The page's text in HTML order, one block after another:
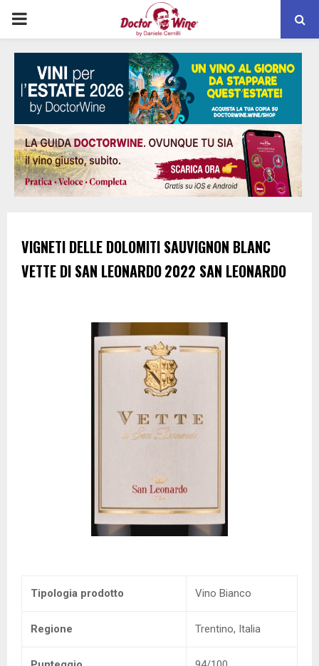
PRIMARY
MENU
VIGNETI DELLE DOLOMITI SAUVIGNON BLANC
VETTE DI SAN LEONARDO2022 SAN LEONARDO
Tipologia prodotto Vino Bianco
Regione Trentino, Italia